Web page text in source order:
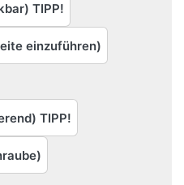
TIPP!
einzuführen)
TIPP!